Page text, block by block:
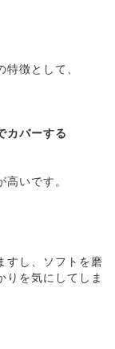
徴として、
カバーする
いです。
すし、ソフトを磨
りを気にしてしま